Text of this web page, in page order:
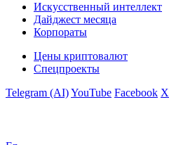
Искусственный интеллект
Дайджест месяца
Корпораты
Цены криптовалют
Спецпроекты
Telegram (AI)YouTube Facebook X